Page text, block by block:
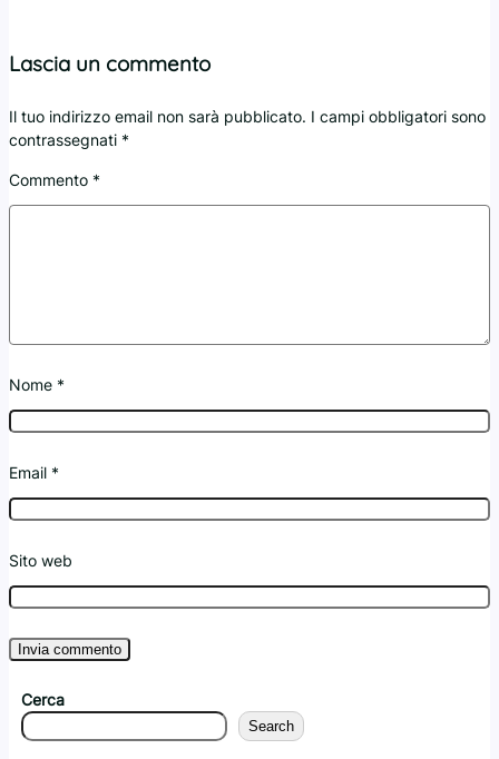
Lascia un commento
Il tuo indirizzo email non sarà pubblicato. I campi obbligatori sono
contrassegnati *
Commento *
Nome *
Email *
Sito web
Cerca
Search